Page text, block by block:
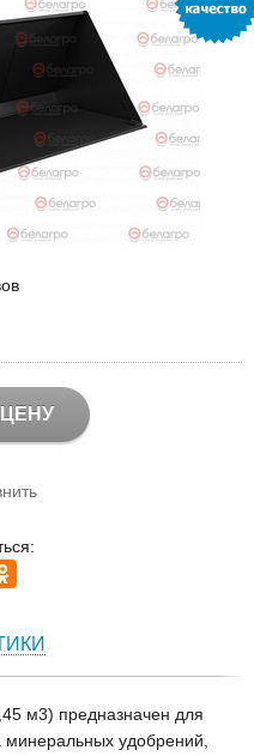
м3) предназначен для
минеральных удобрений,